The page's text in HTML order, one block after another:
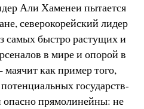
Али Хаменеи пытается
северокорейский лидер
быстро растущих и
в мире и опорой в
как пример того,
государств-
опасно прямолинейны: не